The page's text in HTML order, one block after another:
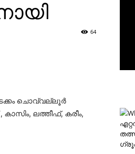
64
ചൊവ്വല്ലൂര്‍
ലത്തീഫ്, കരീം,